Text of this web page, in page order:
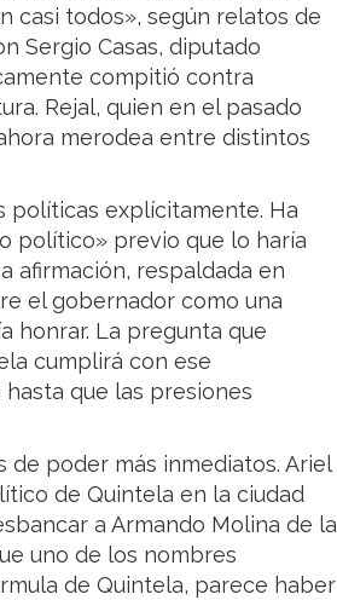
casi todos», según relatos de
Sergio Casas, diputado
compitió contra
Rejal, quien en el pasado
merodea entre distintos
políticas explícitamente. Ha
político» previo que lo haría
afirmación, respaldada en
el gobernador como una
honrar. La pregunta que
cumplirá con ese
que las presiones
de poder más inmediatos. Ariel
de Quintela en la ciudad
a Armando Molina de la
uno de los nombres
de Quintela, parece haber